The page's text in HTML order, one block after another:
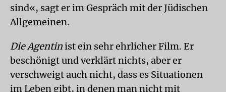
sind«, sagt er im Gespräch mit der Jüdischen
Allgemeinen.
Die Agentinist ein sehr ehrlicher Film. Er
beschönigt und verklärt nichts, aber er
verschweigt auch nicht, dass es Situationen
im Leben gibt, in denen man nicht mit